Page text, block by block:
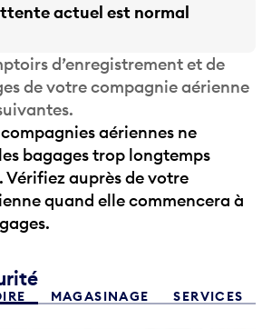
actuel est normal
d’enregistrement et de
de votre compagnie aérienne
aériennes ne
bagages trop longtemps
auprès de votre
quand elle commencera à
MAGASINAGE SERVICES